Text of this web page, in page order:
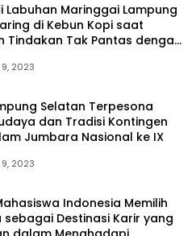
Labuhan Maringgai Lampung
di Kebun Kopi saat
Tindakan Tak Pantas dengan
2023
Selatan Terpesona
dan Tradisi Kontingen
Jumbara Nasional ke IX
2023
Indonesia Memilih
sebagai Destinasi Karir yang